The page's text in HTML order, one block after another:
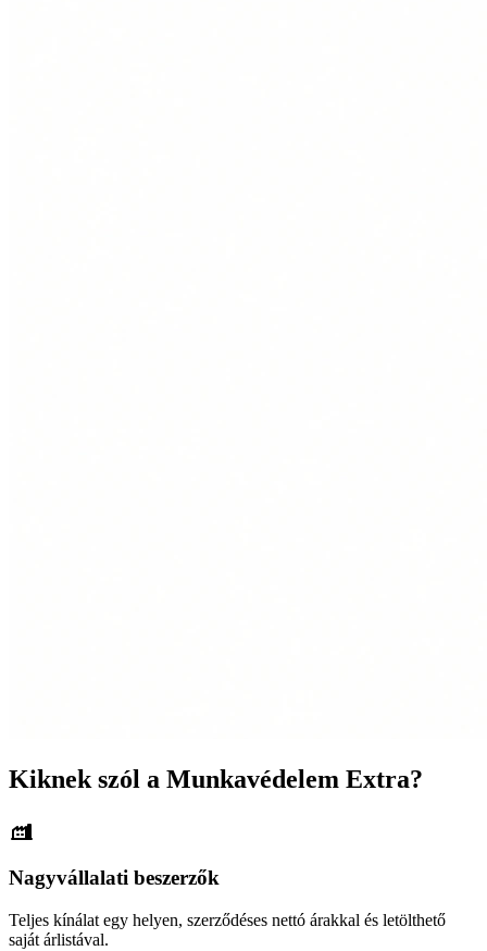
Kiknek szól a Munkavédelem Extra?
Nagyvállalati beszerzők
Teljes kínálat egy helyen, szerződéses nettó árakkal és letölthető
saját árlistával.